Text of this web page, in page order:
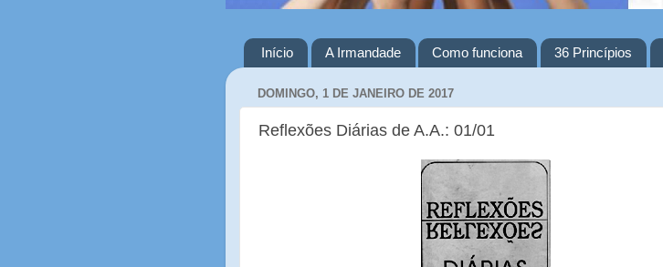
Início A Irmandade Como funciona 36 Princípios
DOMINGO, 1 DE JANEIRO DE 2017
Reflexões Diárias de A.A.: 01/01